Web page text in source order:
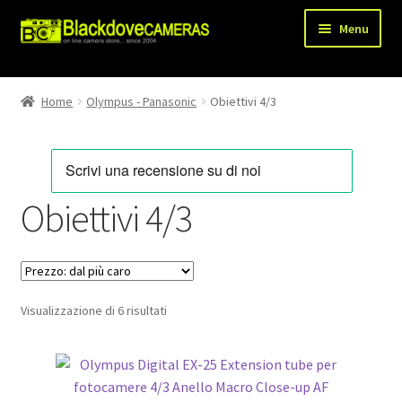
Vai
alla
Vai
al
Menu
Chi siamo
child
Spedizioni
Metodi di pagamento
Recesso
Privacy Policy
Home Olympus - Panasonic Obiettivi 4/3
Obiettivi 4/3
Visualizzazione di 6 risultatiPrezzo:
caro